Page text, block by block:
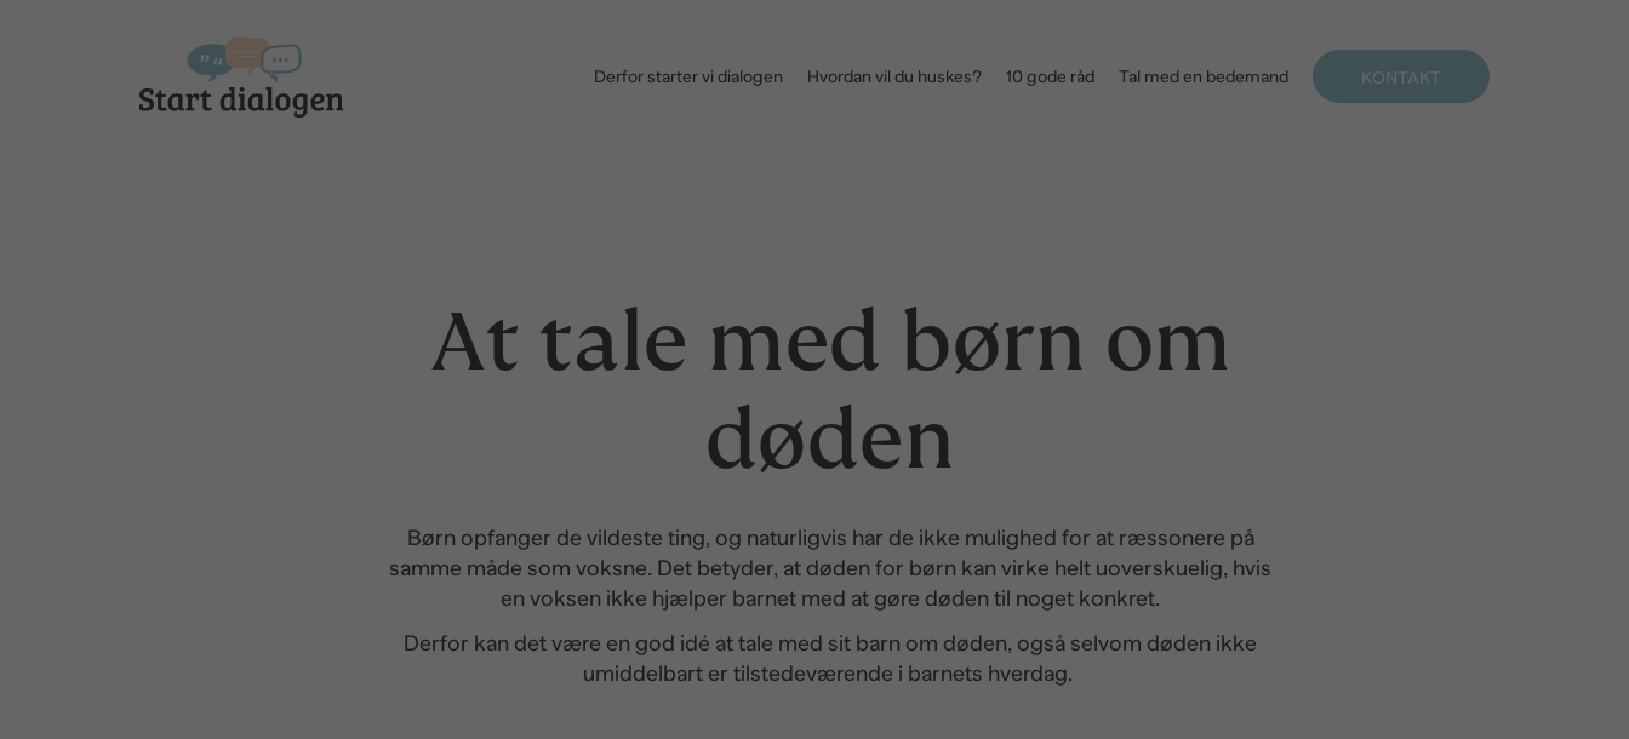
Derfor starter vi dialogen Hvordan vil du huskes? 10 gode råd Tal med en bedemand KONTAKT
At tale med børn om
døden
Børn opfanger de vildeste ting, og naturligvis har de ikke mulighed for at ræssonere på
samme måde som voksne. Det betyder, at døden for børn kan virke helt uoverskuelig, hvis
en voksen ikke hjælper barnet med at gøre døden til noget konkret.
Derfor kan det være en god idé at tale med sit barn om døden, også selvom døden ikke
umiddelbart er tilstedeværende i barnets hverdag.